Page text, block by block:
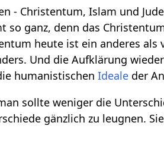
- Christentum, Islam und
ganz, denn das
heute ist ein anderes als
Und die Aufklärung
humanistischenIdeale der
sollte weniger die
gänzlich zu leugnen.